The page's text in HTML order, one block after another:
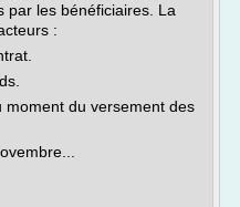
par les bénéficiaires. La
:
du versement des